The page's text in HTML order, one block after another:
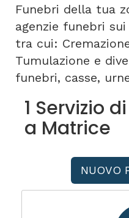
Funebri della tua
agenzie funebri
tra cui:
Tumulazione e
funebri, casse,
1 Servizio
a Matrice
NUOVO